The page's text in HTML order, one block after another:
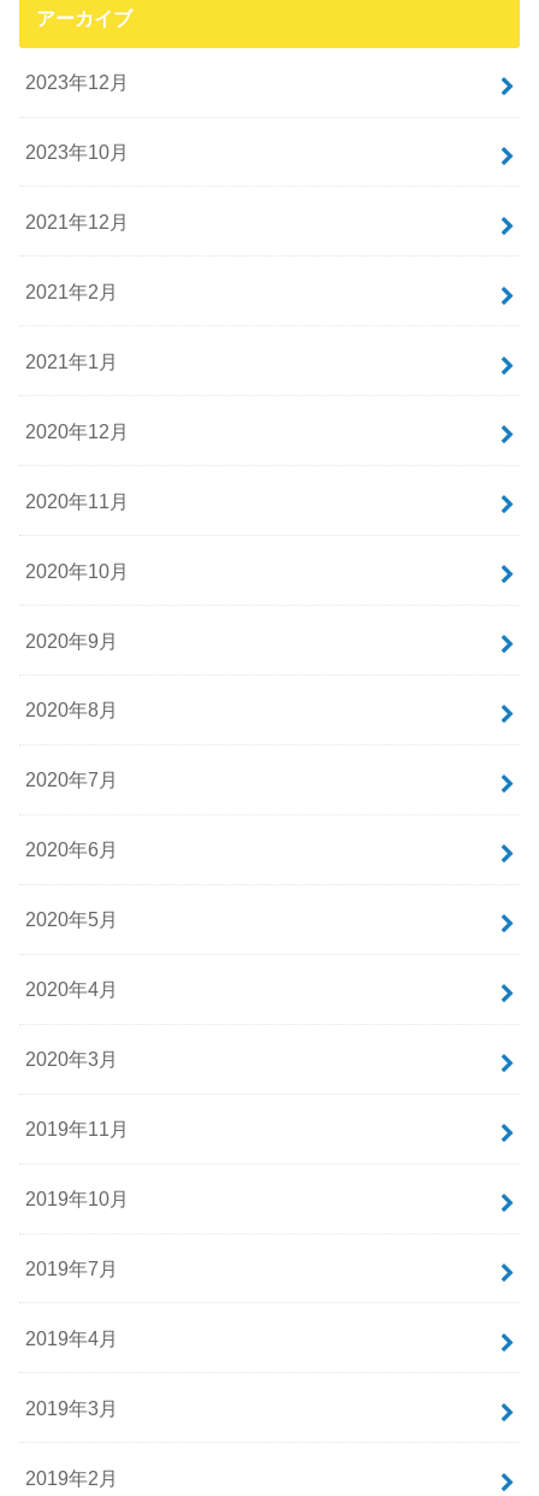
アーカイブ
2023年12月
2023年10月
2021年12月
2021年2月
2021年1月
2020年12月
2020年11月
2020年10月
2020年9月
2020年8月
2020年7月
2020年6月
2020年5月
2020年4月
2020年3月
2019年11月
2019年10月
2019年7月
2019年4月
2019年3月
2019年2月